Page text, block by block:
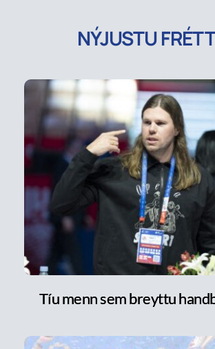
NÝJUSTU
Tíu menn sem breyttu